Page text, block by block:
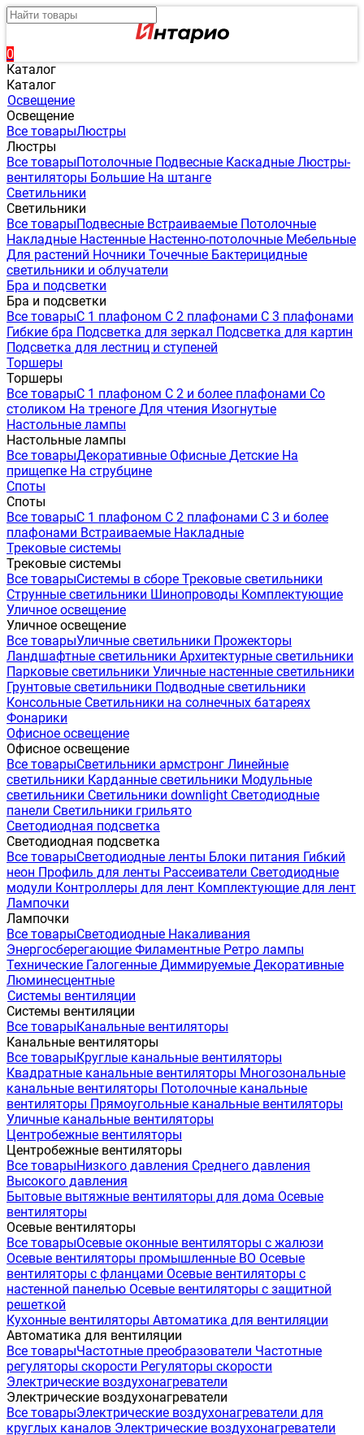
0
Каталог
Каталог
Освещение
Освещение
Все товарыЛюстры
Люстры
Все товарыПотолочные Подвесные Каскадные Люстры-
вентиляторы Большие На штанге
Светильники
Светильники
Все товарыПодвесные Встраиваемые Потолочные
Накладные Настенные Настенно-потолочные Мебельные
Для растений Ночники Точечные Бактерицидные
светильники и облучатели
Бра и подсветки
Бра и подсветки
Все товарыС 1 плафоном С 2 плафонами С 3 плафонами
Гибкие бра Подсветка для зеркал Подсветка для картин
Подсветка для лестниц и ступеней
Торшеры
Торшеры
Все товарыС 1 плафоном С 2 и более плафонами Со
столиком На треноге Для чтения Изогнутые
Настольные лампы
Настольные лампы
Все товарыДекоративные Офисные Детские На
прищепке На струбцине
Споты
Споты
Все товарыС 1 плафоном С 2 плафонами С 3 и более
плафонами Встраиваемые Накладные
Трековые системы
Трековые системы
Все товарыСистемы в сборе Трековые светильники
Струнные светильники Шинопроводы Комплектующие
Уличное освещение
Уличное освещение
Все товарыУличные светильники Прожекторы
Ландшафтные светильники Архитектурные светильники
Парковые светильники Уличные настенные светильники
Грунтовые светильники Подводные светильники
Консольные Светильники на солнечных батареях
Фонарики
Офисное освещение
Офисное освещение
Все товарыСветильники армстронг Линейные
светильники Карданные светильники Модульные
светильники Светильники downlight Светодиодные
панели Светильники грильято
Светодиодная подсветка
Светодиодная подсветка
Все товарыСветодиодные ленты Блоки питания Гибкий
неон Профиль для ленты Рассеиватели Светодиодные
модули Контроллеры для лент Комплектующие для лент
Лампочки
Лампочки
Все товарыСветодиодные Накаливания
Энергосберегающие Филаментные Ретро лампы
Технические Галогенные Диммируемые Декоративные
Люминесцентные
Системы вентиляции
Системы вентиляции
Все товарыКанальные вентиляторы
Канальные вентиляторы
Все товарыКруглые канальные вентиляторы
Квадратные канальные вентиляторы Многозональные
канальные вентиляторы Потолочные канальные
вентиляторы Прямоугольные канальные вентиляторы
Уличные канальные вентиляторы
Центробежные вентиляторы
Центробежные вентиляторы
Все товарыНизкого давления Среднего давления
Высокого давления
Бытовые вытяжные вентиляторы для дома Осевые
вентиляторы
Осевые вентиляторы
Все товарыОсевые оконные вентиляторы с жалюзи
Осевые вентиляторы промышленные ВО Осевые
вентиляторы с фланцами Осевые вентиляторы с
настенной панелью Осевые вентиляторы с защитной
решеткой
Кухонные вентиляторы Автоматика для вентиляции
Автоматика для вентиляции
Все товарыЧастотные преобразователи Частотные
регуляторы скорости Регуляторы скорости
Электрические воздухонагреватели
Электрические воздухонагреватели
Все товарыЭлектрические воздухонагреватели для
круглых каналов Электрические воздухонагреватели